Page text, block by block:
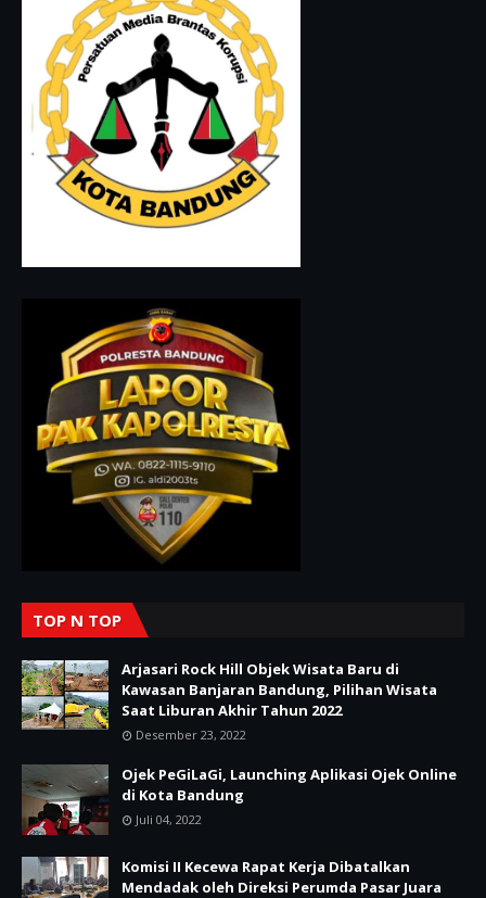
TOP N TOP
Arjasari Rock Hill Objek Wisata Baru di
Kawasan Banjaran Bandung, Pilihan Wisata
Saat Liburan Akhir Tahun 2022
Desember 23, 2022
Ojek PeGiLaGi, Launching Aplikasi Ojek Online
di Kota Bandung
Juli 04, 2022
Komisi II Kecewa Rapat Kerja Dibatalkan
Mendadak oleh Direksi Perumda Pasar Juara